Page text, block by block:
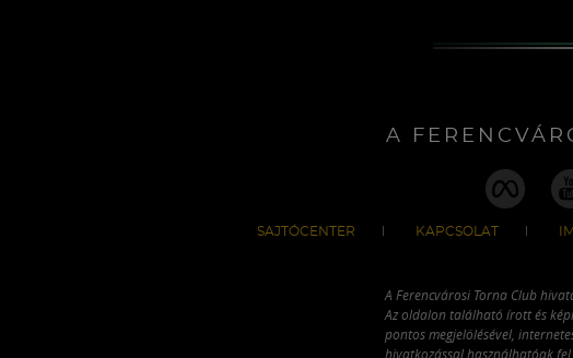
A
SAJTÓCENTER KAPCSOLAT
A Ferencvárosi Torna Club
Az oldalon található írott és
pontos megjelölésével,
hivatkozással használhatóak fel.